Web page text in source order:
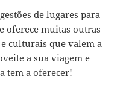
de lugares para
oferece muitas outras
culturais que valem a
a sua viagem e
tem a oferecer!